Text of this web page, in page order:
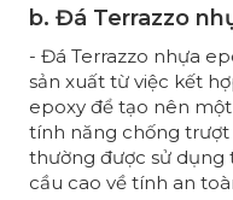
b. Đá Terrazzo
- Đá Terrazzo nhựa
sản xuất từ việc kết
epoxy để tạo nên
tính năng chống trượt
thường được sử
cầu cao về tính an